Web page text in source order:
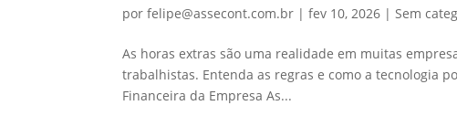
porfelipe@assecont.com.br |fev 10, 2026 |Sem
As horas extras são uma realidade em muitas
trabalhistas. Entenda as regras e como a tecnologia
Financeira da Empresa As...